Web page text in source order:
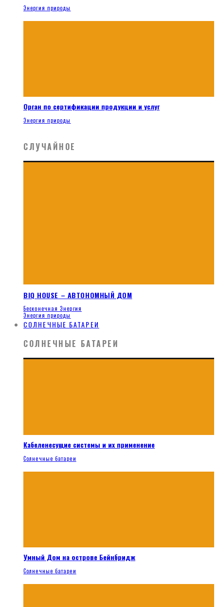
Энергия природы
Орган по сертификации продукции и услуг
Энергия природы
СЛУЧАЙНОЕ
BIQ HOUSE – АВТОНОМНЫЙ ДОМ
Бесконечная Энергия
Энергия природы
СОЛНЕЧНЫЕ БАТАРЕИ
СОЛНЕЧНЫЕ БАТАРЕИ
Кабеленесущие системы и их применение
Солнечные батареи
Умный Дом на острове Бейнбридж
Солнечные батареи